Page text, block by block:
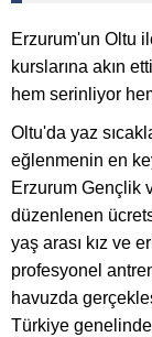
Erzurum'un Oltu
kurslarına akın
hem serinliyor
Oltu'da yaz
eğlenmenin en
Erzurum Gençlik
düzenlenen
yaş arası kız ve
profesyonel
havuzda
Türkiye